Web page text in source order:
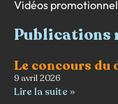
Vidéos
Publications
Le concours du
9 avril 2026
Lire la suite »